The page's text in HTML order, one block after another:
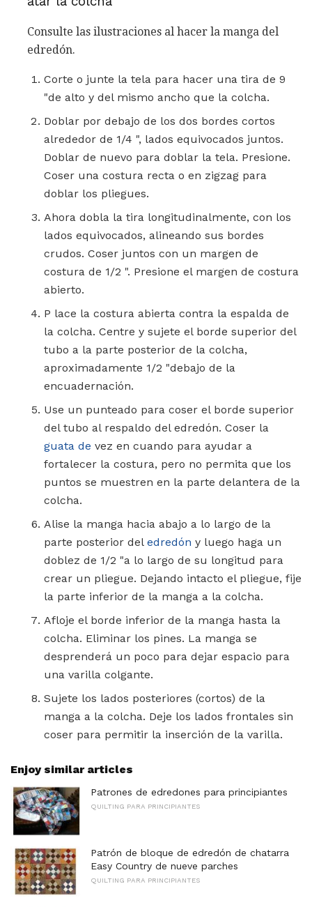
Consulte las ilustraciones al hacer la manga del
edredón.
Corte o junte la tela para hacer una tira de 9
"de alto y del mismo ancho que la colcha.
Doblar por debajo de los dos bordes cortos
alrededor de 1/4 ", lados equivocados juntos.
Doblar de nuevo para doblar la tela. Presione.
Coser una costura recta o en zigzag para
doblar los pliegues.
Ahora dobla la tira longitudinalmente, con los
lados equivocados, alineando sus bordes
crudos. Coser juntos con un margen de
costura de 1/2 ". Presione el margen de costura
abierto.
P lace la costura abierta contra la espalda de
la colcha. Centre y sujete el borde superior del
tubo a la parte posterior de la colcha,
aproximadamente 1/2 "debajo de la
encuadernación.
Use un punteado para coser el borde superior
del tubo al respaldo del edredón. Coser la
guata de vez en cuando para ayudar a
fortalecer la costura, pero no permita que los
puntos se muestren en la parte delantera de la
colcha.
Alise la manga hacia abajo a lo largo de la
parte posterior del edredón y luego haga un
doblez de 1/2 "a lo largo de su longitud para
crear un pliegue. Dejando intacto el pliegue, fije
la parte inferior de la manga a la colcha.
Afloje el borde inferior de la manga hasta la
colcha. Eliminar los pines. La manga se
desprenderá un poco para dejar espacio para
una varilla colgante.
Sujete los lados posteriores (cortos) de la
manga a la colcha. Deje los lados frontales sin
coser para permitir la inserción de la varilla.
Enjoy similar articles
Patrones de edredones para principiantes
QUILTING PARA PRINCIPIANTES
Patrón de bloque de edredón de chatarra
Easy Country de nueve parches
QUILTING PARA PRINCIPIANTES